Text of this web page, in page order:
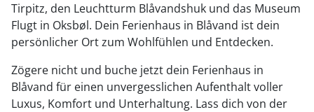
Tirpitz, den Leuchtturm Blåvandshuk und das Museum
Flugt in Oksbøl. Dein Ferienhaus in Blåvand ist dein
persönlicher Ort zum Wohlfühlen und Entdecken.
Zögere nicht und buche jetzt dein Ferienhaus in
Blåvand für einen unvergesslichen Aufenthalt voller
Luxus, Komfort und Unterhaltung. Lass dich von der